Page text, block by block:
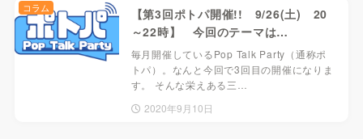
【第3回ポトパ開催!! 9/26(土) 20
～22時】 今回のテーマは…
毎月開催しているPop Talk Party（通称ポ
トパ）。なんと今回で3回目の開催になりま
す。 そんな栄えある三…
2020年9月10日
コラム